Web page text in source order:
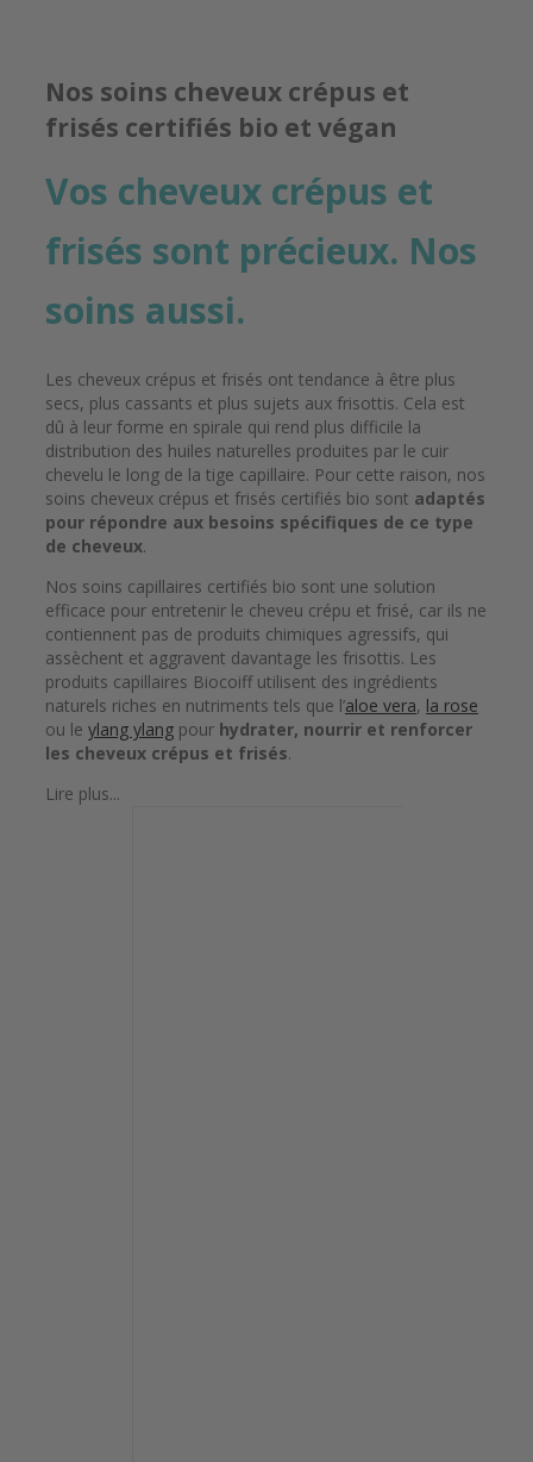
Nos soins cheveux crépus et
frisés certifiés bio et végan
Vos cheveux crépus et
frisés sont précieux. Nos
soins aussi.
Les cheveux crépus et frisés ont tendance à être plus
secs, plus cassants et plus sujets aux frisottis. Cela est
dû à leur forme en spirale qui rend plus difficile la
distribution des huiles naturelles produites par le cuir
chevelu le long de la tige capillaire. Pour cette raison, nos
soins cheveux crépus et frisés certifiés bio sont adaptés
pour répondre aux besoins spécifiques de ce type
de cheveux.
Nos soins capillaires certifiés bio sont une solution
efficace pour entretenir le cheveu crépu et frisé, car ils ne
contiennent pas de produits chimiques agressifs, qui
assèchent et aggravent davantage les frisottis. Les
produits capillaires Biocoiff utilisent des ingrédients
naturels riches en nutriments tels que l’aloe vera, la rose
ou le ylang ylang pour hydrater, nourrir et renforcer
les cheveux crépus et frisés.
Lire plus...